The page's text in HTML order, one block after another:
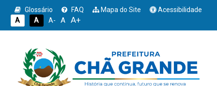
Glossário FAQ Mapa do Site
Acessibilidade
A
A A- A A+